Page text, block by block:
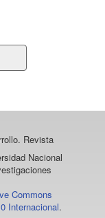
Revista
Nacional
Commons
Internacional.